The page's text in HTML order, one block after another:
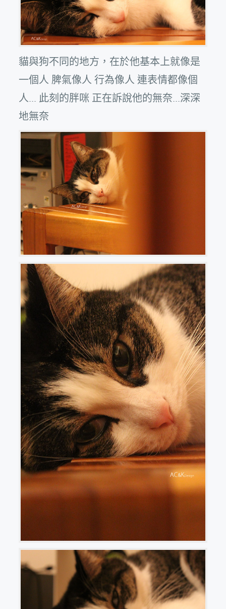
貓與狗不同的地方，在於他基本上就像是
一個人 脾氣像人 行為像人 連表情都像個
人... 此刻的胖咪 正在訴說他的無奈...深深
地無奈